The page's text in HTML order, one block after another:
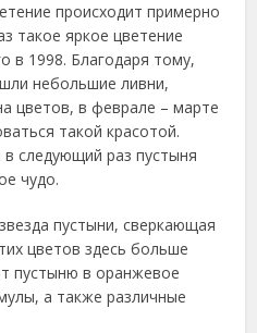
происходит примерно
такое яркое цветение
в 1998. Благодаря тому,
небольшие ливни,
цветов, в феврале – марте
такой красотой.
в следующий раз пустыня
чудо.
пустыни, сверкающая
цветов здесь больше
пустыню в оранжевое
а также различные